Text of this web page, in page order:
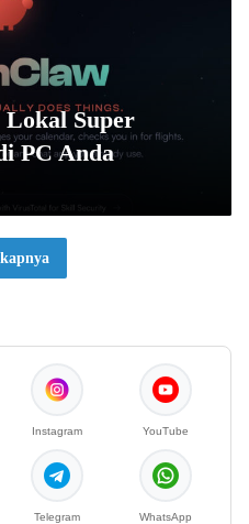
Super
PC Anda
Instagram YouTube
Telegram WhatsApp